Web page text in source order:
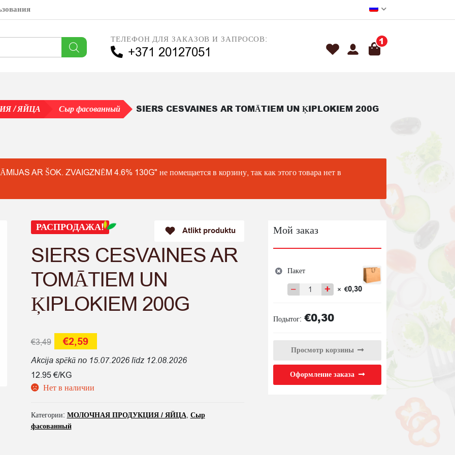
ТЕЛЕФОН ДЛЯ ЗАКАЗОВ И ЗАПРОСОВ:
+371 20127051
1
/ ЯЙЦА Сыр фасованный SIERS CESVAINES AR TOMĀTIEM UN ĶIPLOKIEM 200G
AR ŠOK. ZVAIGZNĒM 4.6% 130G" не помещается в корзину, так как этого товара нет в
Atlikt produktu
РАСПРОДАЖА!
SIERS CESVAINES AR
TOMĀTIEM UN
ĶIPLOKIEM 200G
€3,49
Первоначальная
цена
составляла
€3,49.
€2,59
цена:
Akcija spēkā no 15.07.2026 līdz 12.08.2026
12.95 €/KG
Нет в наличии
Категории: МОЛОЧНАЯ ПРОДУКЦИЯ / ЯЙЦА, Сыр
фасованный
Мой заказ
Пакет
−
Количество
Пакет
+ × €0,30
Подытог: €0,30
Просмотр корзины
Оформление заказа